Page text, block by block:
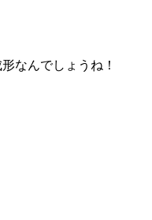
なんでしょうね！